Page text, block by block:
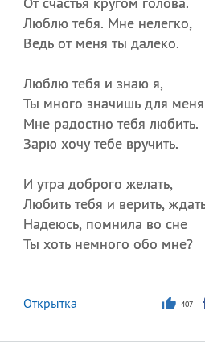
Люблю тебя. Мне нелегко,
Ведь от меня ты далеко.
Люблю тебя и знаю я,
Ты много значишь для
Мне радостно тебя любить.
Зарю хочу тебе вручить.
И утра доброго желать,
Любить тебя и верить,
Надеюсь, помнила во сне
Ты хоть немного обо мне?
Открытка 407